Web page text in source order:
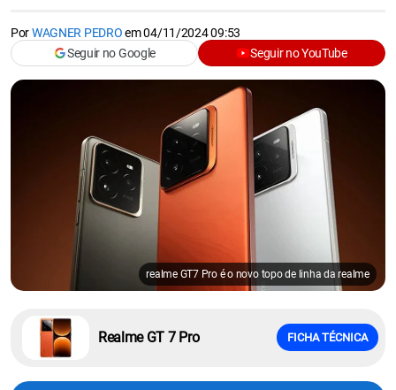
PorWAGNER PEDROem04/11/2024 09:53
Seguir no Google
Seguir no YouTube
realme GT7 Pro é o novo topo de linha da realme
Realme GT 7 Pro FICHA TÉCNICA